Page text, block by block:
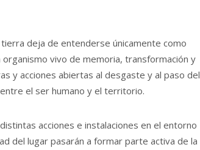
deja de entenderse únicamente como
vivo de memoria, transformación y
y acciones abiertas al desgaste y al paso del
el ser humano y el territorio.
acciones e instalaciones en el entorno
del lugar pasarán a formar parte activa de la